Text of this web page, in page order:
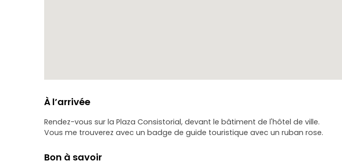
À l’arrivée
Rendez-vous sur la Plaza Consistorial, devant le bâtiment de l'hôtel de ville.
Vous me trouverez avec un badge de guide touristique avec un ruban rose.
Bon à savoir